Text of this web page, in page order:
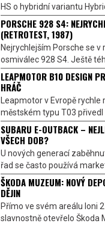
HS o hybridní variantu
PORSCHE 928 S4:
(RETROTEST, 1987)
Nejrychlejším Porsche se v
osmiválec 928 S4. Ještě
LEAPMOTOR B10 DESIGN
HRÁČ
Leapmotor v Evropě rychle
městském typu T03 přivedl
SUBARU E-OUTBACK –
VŠECH DOB?
U nových generací
řad se často používá
ŠKODA MUZEUM: NOVÝ
DĚJIN
Přímo ve svém areálu loni
slavnostně otevřelo Škoda